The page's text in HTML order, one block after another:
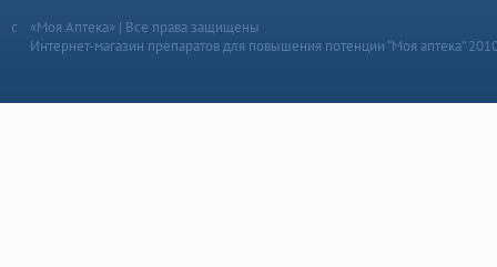
«Моя Аптека» | Все права защищены
Интернет-магазин препаратов для повышения потенции “Моя аптека”